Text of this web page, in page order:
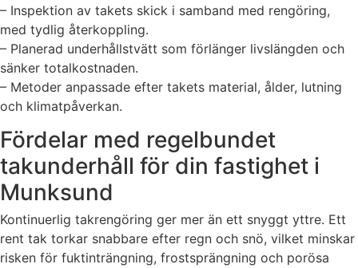
– Inspektion av takets skick i samband med rengöring,
med tydlig återkoppling.
– Planerad underhållstvätt som förlänger livslängden och
sänker totalkostnaden.
– Metoder anpassade efter takets material, ålder, lutning
och klimatpåverkan.
Fördelar med regelbundet
takunderhåll för din fastighet i
Munksund
Kontinuerlig takrengöring ger mer än ett snyggt yttre. Ett
rent tak torkar snabbare efter regn och snö, vilket minskar
risken för fuktinträngning, frostsprängning och porösa